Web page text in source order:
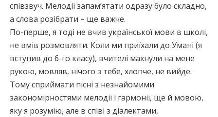
співзвуч. Мелодії запам’ятати одразу було складно,
а слова розібрати – ще важче.
По-перше, я тоді не вчив української мови в школі,
не вмів розмовляти. Коли ми приїхали до Умані (я
вступив до 6-го класу), вчителі махнули на мене
рукою, мовляв, нічого з тебе, хлопче, не вийде.
Тому сприймати пісні з незнайомими
закономірностями мелодії і гармонії, ще й мовою,
яку я розумію, але в співі з діалектами,